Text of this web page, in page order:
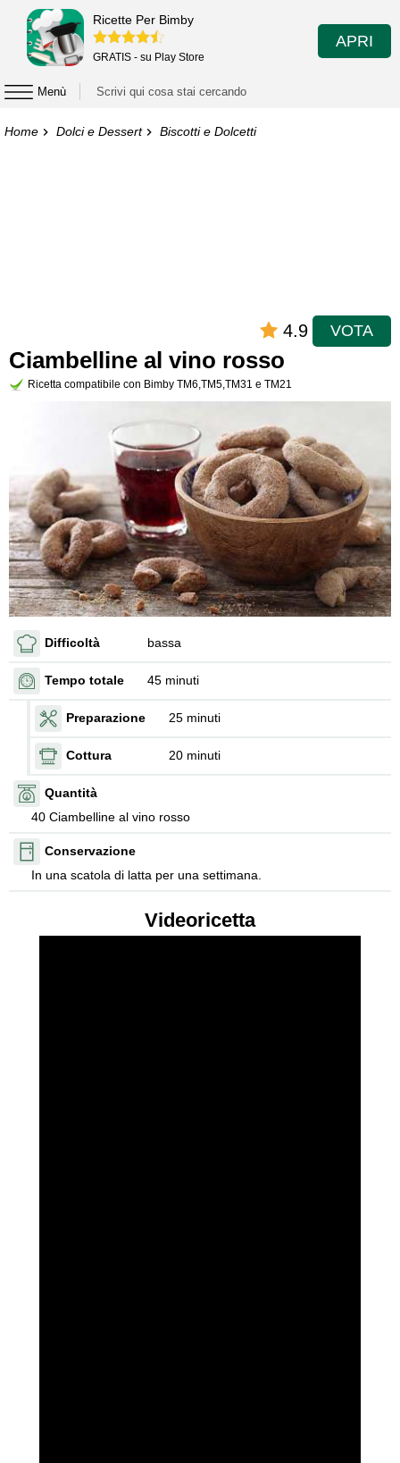
Ricette Per Bimby
GRATIS - su Play Store
APRI
Menù
Home Dolci e Dessert Biscotti e Dolcetti
4.9 VOTA
Ciambelline al vino rosso
Ricetta compatibile con Bimby TM6,TM5,TM31 e TM21
Difficoltà bassa
Tempo totale 45 minuti
Preparazione 25 minuti
Cottura 20 minuti
Quantità
40 Ciambelline al vino rosso
Conservazione
In una scatola di latta per una settimana.
Videoricetta